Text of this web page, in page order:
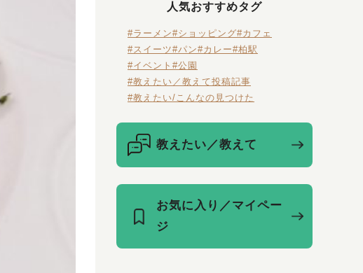
人気おすすめタグ
#ラーメン#ショッピング#カフェ
#スイーツ#パン#カレー#柏駅
#イベント #公園
#教えたい／教えて投稿記事
#教えたい/こんなの見つけた
教えたい／教えて
お気に入り／マイペー
ジ